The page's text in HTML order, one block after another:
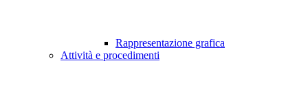
Rappresentazione grafica
Attività e procedimenti